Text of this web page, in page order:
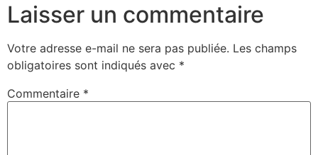
Laisser un commentaire
Votre adresse e-mail ne sera pas publiée. Les champs
obligatoires sont indiqués avec *
Commentaire *